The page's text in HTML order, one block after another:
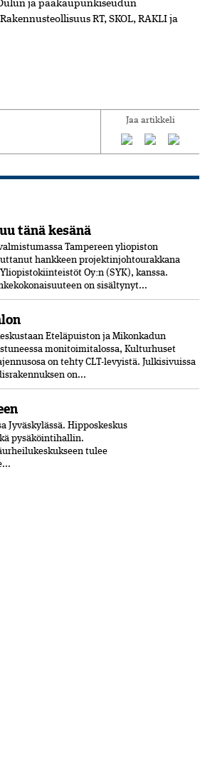
ja pääkaupunkiseudun
RT, SKOL, RAKLI ja
Jaa artikkeli
tänä kesänä
Tampereen yliopiston
hankkeen projektinjohtourakkana
Oy:n (SYK), kanssa.
on sisältynyt...
Eteläpuiston ja Mikonkadun
moni­toimitalossa, Kulturhuset
on tehty CLT-levyistä. Julkisivuissa
on...
Jyväskylässä. Hipposkeskus
pysäköintihallin.
tulee